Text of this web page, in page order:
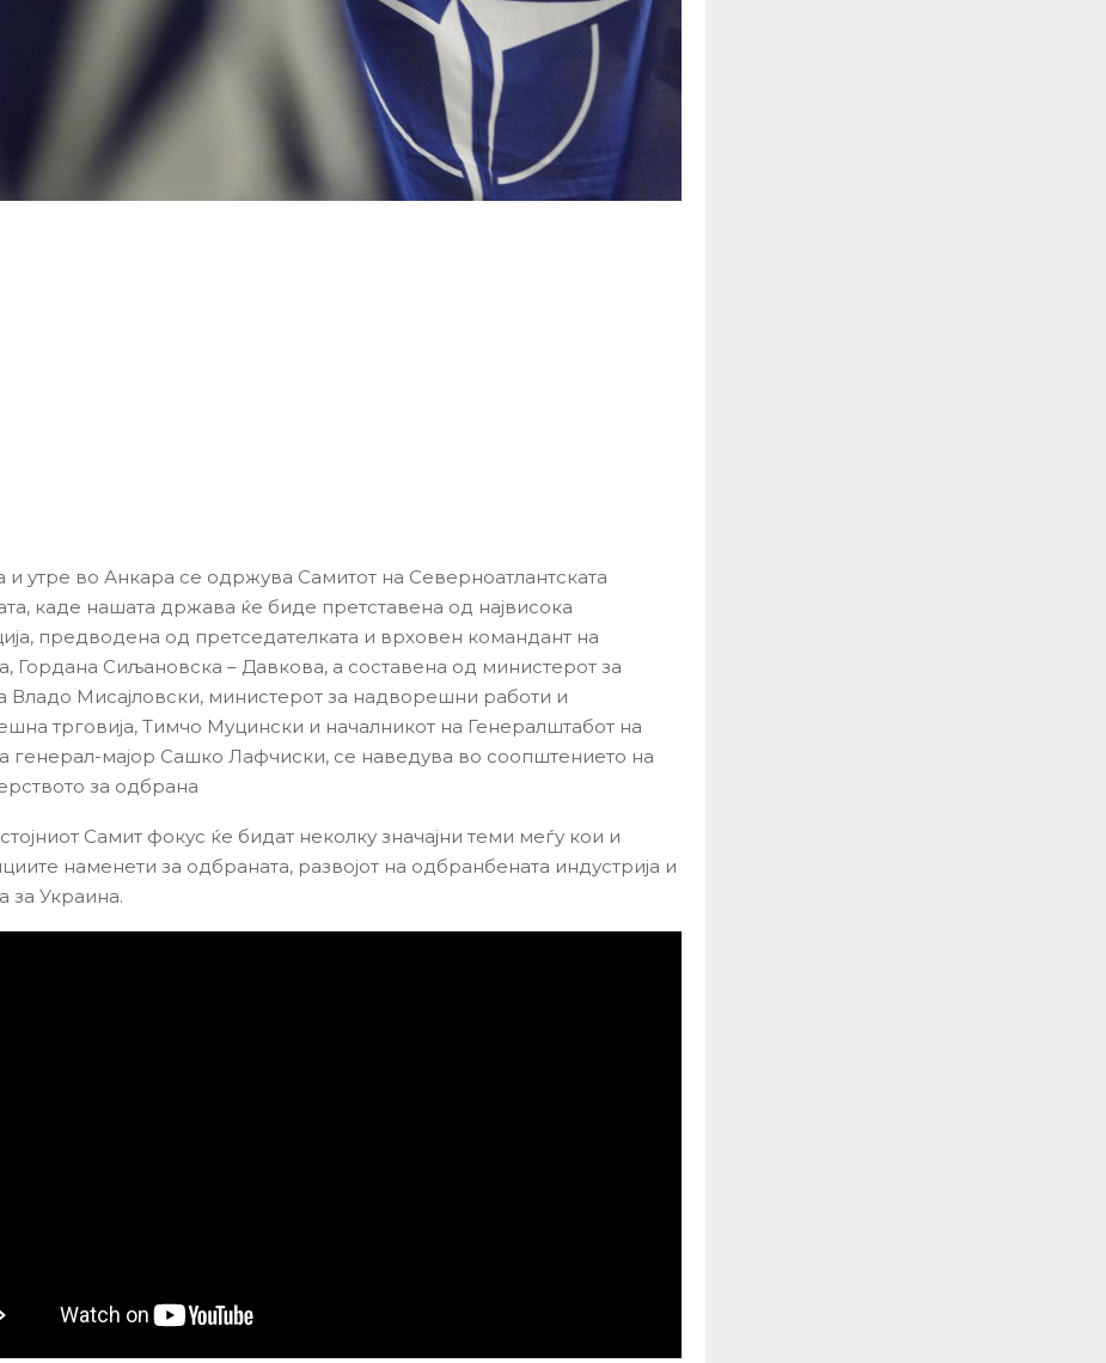
и утре во Анкара се одржува Самитот на Северноатлантската
каде нашата држава ќе биде претставена од највисока
предводена од претседателката и врховен командант на
Гордана Сиљановска – Давкова, а составена од министерот за
Владо Мисајловски, министерот за надворешни работи и
трговија, Тимчо Муцински и началникот на Генералштабот на
генерал-мајор Сашко Лафчиски, се наведува во соопштението на
за одбрана
Самит фокус ќе бидат неколку значајни теми меѓу кои и
наменети за одбраната, развојот на одбранбената индустрија и
за Украина.